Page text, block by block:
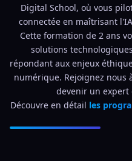
Digital School, où vous
connectée en maîtrisant
Cette formation de 2 ans
solutions
répondant aux enjeux
numérique. Rejoignez nous
devenir un expert
Découvre en détail les